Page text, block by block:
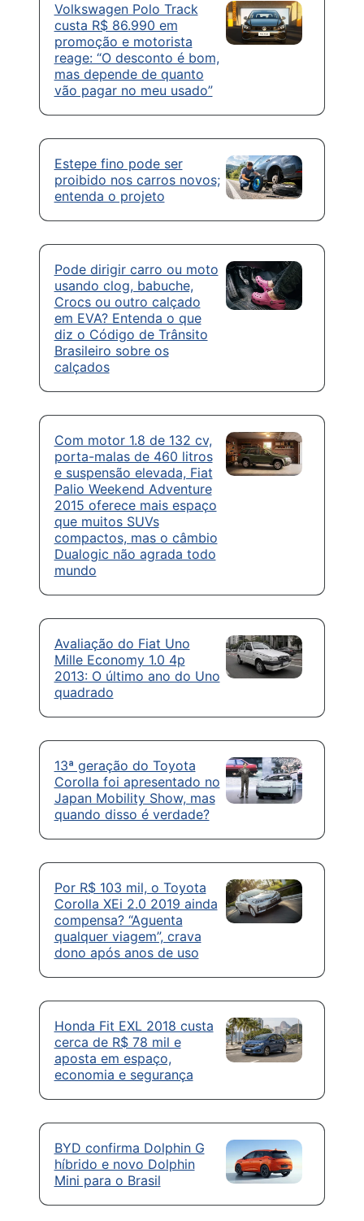
Volkswagen Polo Track
custa R$ 86.990 em
promoção e motorista
reage: “O desconto é bom,
mas depende de quanto
vão pagar no meu usado”
Estepe fino pode ser
proibido nos carros novos;
entenda o projeto
Pode dirigir carro ou moto
usando clog, babuche,
Crocs ou outro calçado
em EVA? Entenda o que
diz o Código de Trânsito
Brasileiro sobre os
calçados
Com motor 1.8 de 132 cv,
porta-malas de 460 litros
e suspensão elevada, Fiat
Palio Weekend Adventure
2015 oferece mais espaço
que muitos SUVs
compactos, mas o câmbio
Dualogic não agrada todo
mundo
Avaliação do Fiat Uno
Mille Economy 1.0 4p
2013: O último ano do Uno
quadrado
13ª geração do Toyota
Corolla foi apresentado no
Japan Mobility Show, mas
quando disso é verdade?
Por R$ 103 mil, o Toyota
Corolla XEi 2.0 2019 ainda
compensa? “Aguenta
qualquer viagem”, crava
dono após anos de uso
Honda Fit EXL 2018 custa
cerca de R$ 78 mil e
aposta em espaço,
economia e segurança
BYD confirma Dolphin G
híbrido e novo Dolphin
Mini para o Brasil